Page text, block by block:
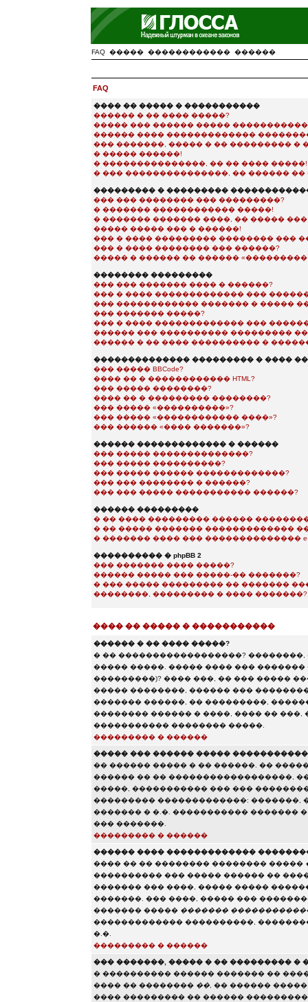
FAQ ����� ������������ ������
FAQ
���� �� ����� � �����������
������ � �� ���� �����?
����� ��� ������ �����
������ ���� �������������
��� �������, ����� � �� ��������� �
� ����� ������!
� ���������������, �� �� ���� �����!
� ��� ���������������, �� ������ ��
��������� � ���������
��� ��� �������� ��� ���������?
� ������� ������������ �����!
� ������� ������� ����, �� �����
����� ����� ��� � ������!
��� � ���� ��������� �������� ���
��� � ���� �������� ��� ������?
����� � ������ �� ������ «���������
�������� ���������
��� ��� ������� ���� � ������?
��� � ���� ������������� ���
��� ������������ ������� � �����
��� ������� �����?
��� � ���� ������������� ���
������ ��� ���������� ���������
������ � �� ���� ���������� �
�������������� ��������� � ����
��� ����� BBCode?
���� �� � ������������ HTML?
��� ����� ��������?
���� �� � ��������� ��������?
��� ����� «����������»?
��� ����� «������������ ����»?
��� ������ «���� �������»?
������ ������������� � ������
��� ����� ��������������?
��� ����� ����������?
��� ����� ������ �������������?
��� ��� �������� � ������?
��� ��� ����� ����������� ������?
������ ���������
� �� ���� ��������� ������
� �� ����� ������� �������������
� ������� ���� ��� ��������������
���������� � phpBB 2
��� ������� ���� �����?
������ ����� ��� �����-�� �������?
� ��� ����� ��������� �� �������
��������, ��������� � ���� �������?
���� �� ����� � �����������
������ � �� ���� �����?
� �� ������������������?
����� �����. ����� ���� ���
���������)? ���� ���, �� ��� �����
����� ��������, ������ ���
������� ������, �� ���������,
�������� ������ � ����, ���� ��
����������� �������� �����.
��������� � ������
����� ��� ������ �����
�� ������ ����� � �� ������. ��
������ �� �� ������������������,
�����, ����������� ��� ���
��������� �������������: �������,
������� � �.�. ����������� �������
��� �������.
��������� � ������
������ ���� �������������
���� �� �� �������� �������� �����
���������� ��� ����� ������ ��
������� ��� ����, ����� �����
�������. ��� ����, ����� ���
������� ����� �������
������������� ����������,
�.�.
��������� � ������
��� �������, ����� � �� ��������� �
� ���������� ������ ������� ��
���� �� �������� ��, �� ������
���� ��������� �� ������